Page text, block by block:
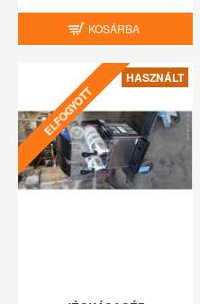
KOSÁRBA
HASZNÁLT
ELFOGYOTT